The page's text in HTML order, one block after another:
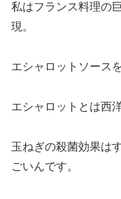
私はフランス料理の
現。
エシャロットソース
エシャロットとは西
玉ねぎの殺菌効果は
ごいんです。